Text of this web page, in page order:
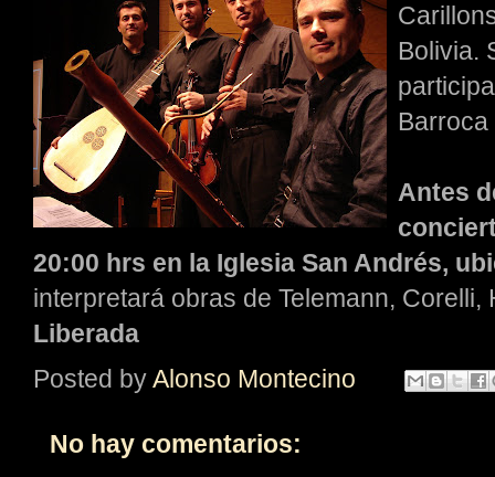
Bolivia.
Antes
20:00 hrs en la Iglesia San Andrés,
interpretará obras de Telemann,
Liberada
Posted byAlonso Montecino
No hay comentarios: